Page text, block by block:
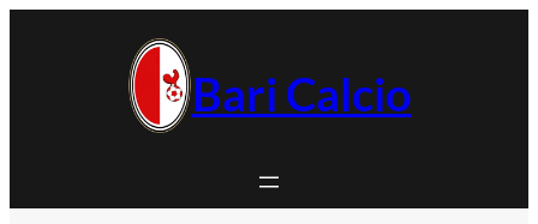
Bari Calcio